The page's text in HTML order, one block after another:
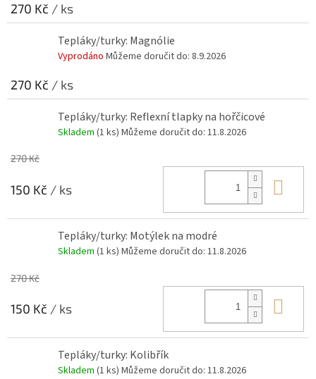
270 Kč / ks
Tepláky/turky: Magnólie
Vyprodáno Můžeme doručit do: 8.9.2026
270 Kč / ks
Tepláky/turky: Reflexní tlapky na hořčicové
Skladem (1 ks) Můžeme doručit do: 11.8.2026
270 Kč
150 Kč / ks
Tepláky/turky: Motýlek na modré
Skladem (1 ks) Můžeme doručit do: 11.8.2026
270 Kč
150 Kč / ks
Tepláky/turky: Kolibřík
Skladem (1 ks) Můžeme doručit do: 11.8.2026